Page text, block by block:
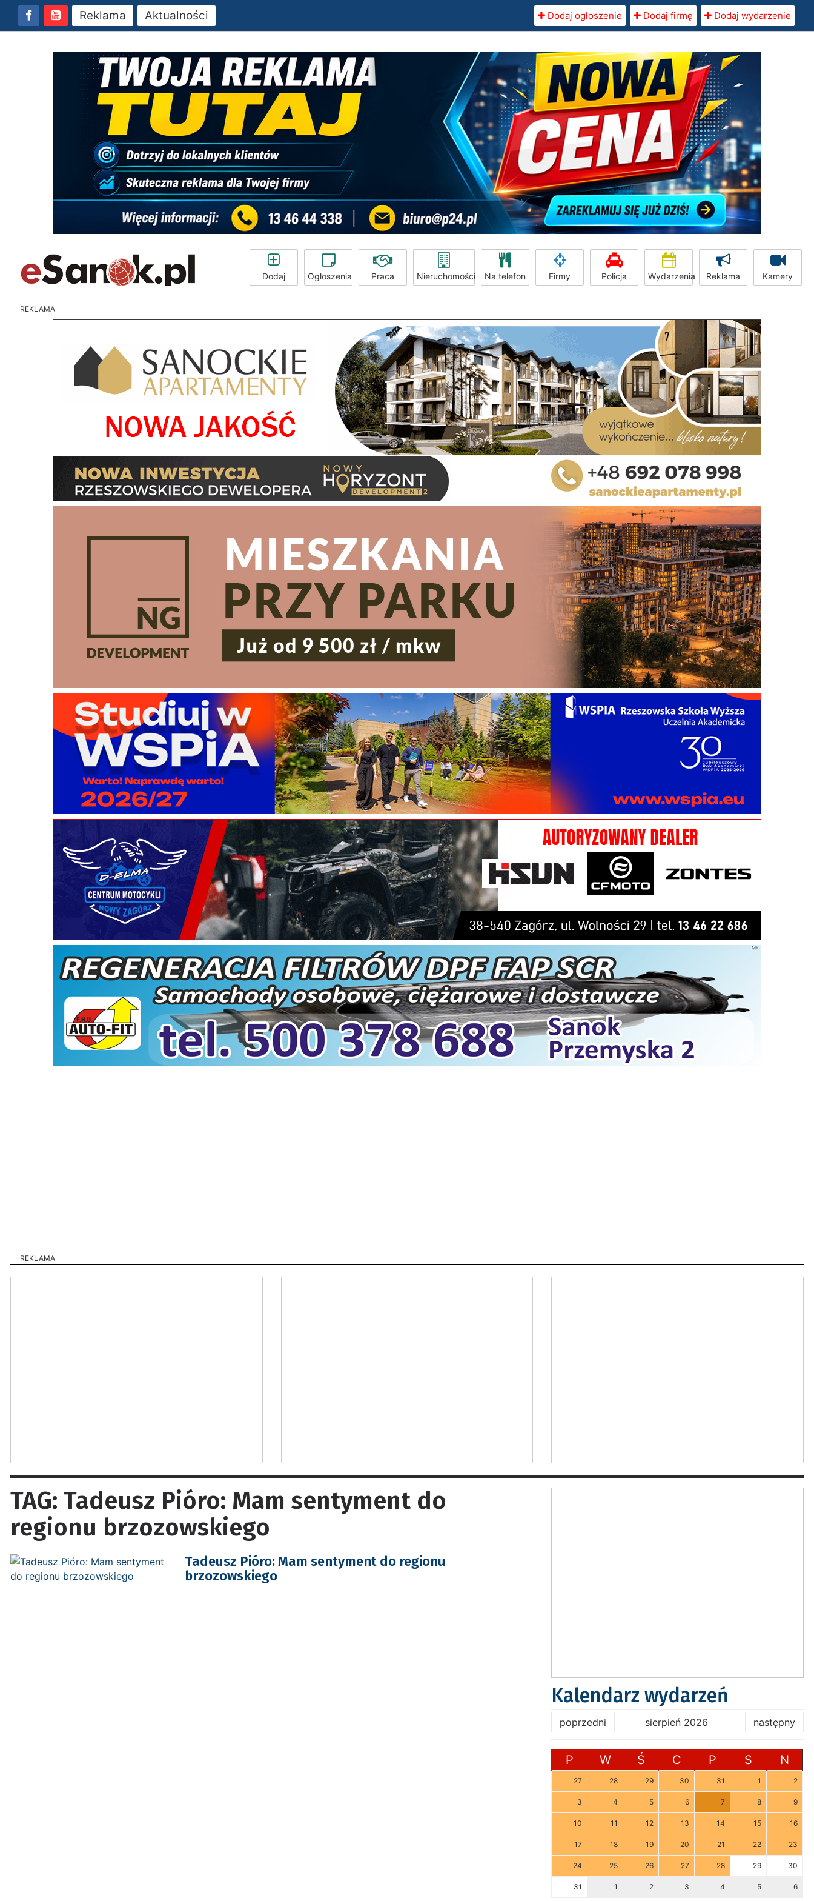
Reklama Aktualności Dodaj ogłoszenie Dodaj firmę Dodaj wydarzenie
Dodaj Ogłoszenia Praca Nieruchomości Na telefon Firmy Policja Wydarzenia Reklama Kamery
REKLAMA
REKLAMA
TAG: Tadeusz Pióro: Mam sentyment do
regionu brzozowskiego
Tadeusz Pióro: Mam sentyment do regionu
brzozowskiego
Kalendarz wydarzeń
poprzedni sierpień 2026 następny
P W Ś C P S N
27 28 29 30 31 1 2
3 4 5 6 7 8 9
10 11 12 13 14 15 16
17 18 19 20 21 22 23
24 25 26 27 28 29 30
31 1 2 3 4 5 6